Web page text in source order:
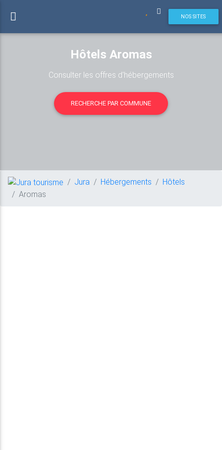
NOS SITES
Hôtels Aromas
Consulter les offres d'hébergements
RECHERCHE PAR COMMUNE
Jura Hébergements
Hôtels
Aromas